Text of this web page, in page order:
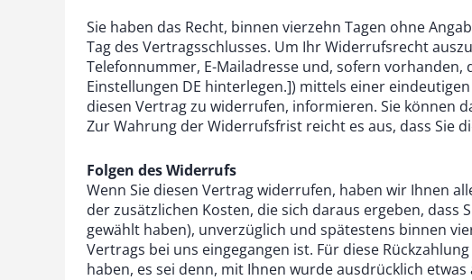
Sie haben das Recht, binnen vierzehn Tagen ohne
Tag des Vertragsschlusses. Um Ihr Widerrufsrecht
Telefonnummer, E-Mailadresse und, sofern
Einstellungen DE hinterlegen.]) mittels einer
diesen Vertrag zu widerrufen, informieren. Sie können
Zur Wahrung der Widerrufsfrist reicht es aus, dass Sie
Folgen des Widerrufs
Wenn Sie diesen Vertrag widerrufen, haben wir Ihnen
der zusätzlichen Kosten, die sich daraus ergeben,
gewählt haben), unverzüglich und spätestens binnen
Vertrags bei uns eingegangen ist. Für diese
haben, es sei denn, mit Ihnen wurde ausdrücklich